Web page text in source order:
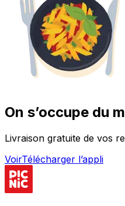
On s’occupe du
Livraison gratuite de vos
VoirTélécharger l’appli